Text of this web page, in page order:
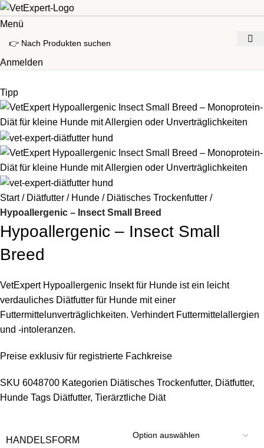
Menü
Anmelden
Tipp
Start Diätfutter Hunde
Diätisches Trockenfutter
Hypoallergenic – Insect Small Breed
Hypoallergenic – Insect Small
Breed
VetExpert Hypoallergenic Insekt für Hunde ist ein leicht
verdauliches Diätfutter für Hunde mit einer
Futtermittelunverträglichkeiten. Verhindert Futtermittelallergien
und -intoleranzen.
Preise exklusiv für registrierte Fachkreise
SKU 6048700 Kategorien Diätisches Trockenfutter, Diätfutter,
Hunde Tags Diätfutter, Tierärztliche Diät
HANDELSFORM